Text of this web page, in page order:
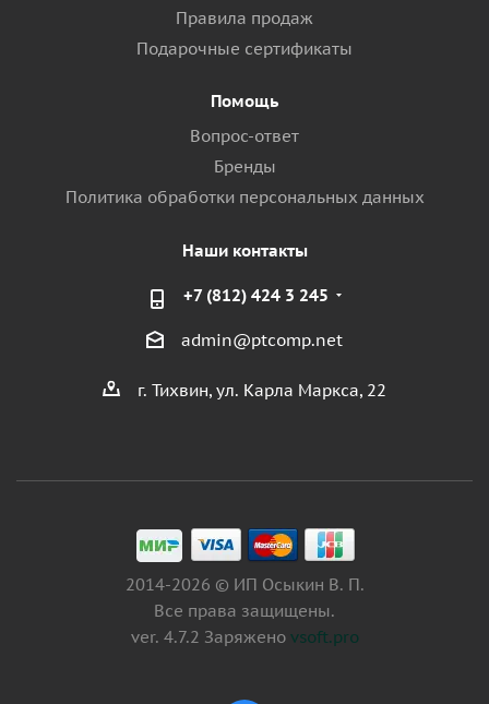
Правила продаж
Подарочные сертификаты
Помощь
Вопрос-ответ
Бренды
Политика обработки персональных данных
Наши контакты
+7 (812) 424 3 245
admin@ptcomp.net
г. Тихвин, ул. Карла Маркса, 22
2014-2026 © ИП Осыкин В. П.
Все права защищены.
ver. 4.7.2 Заряжено vsoft.pro